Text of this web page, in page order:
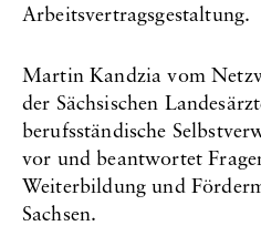
Arbeitsvertragsgestaltung.
Martin Kandzia vom
der Sächsischen
berufsständische
vor und beantwortet
Weiterbildung und
Sachsen.